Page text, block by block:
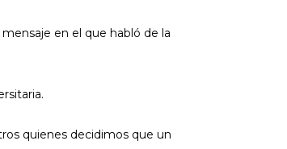
en el que habló de la
quienes decidimos que un